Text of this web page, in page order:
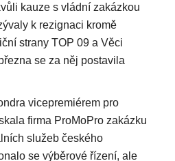
kauze s vládní zakázkou
k rezignaci kromě
strany TOP 09 a Věci
se za něj postavila
vicepremiérem pro
firma ProMoPro zakázku
služeb českého
se výběrové řízení, ale